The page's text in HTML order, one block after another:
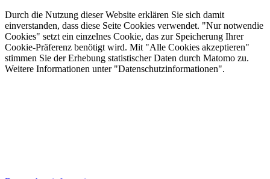
Durch die Nutzung dieser Website erklären Sie sich damit
einverstanden, dass diese Seite Cookies verwendet. "Nur notwendie
Cookies" setzt ein einzelnes Cookie, das zur Speicherung Ihrer
Cookie-Präferenz benötigt wird. Mit "Alle Cookies akzeptieren"
stimmen Sie der Erhebung statistischer Daten durch Matomo zu.
Weitere Informationen unter "Datenschutzinformationen".